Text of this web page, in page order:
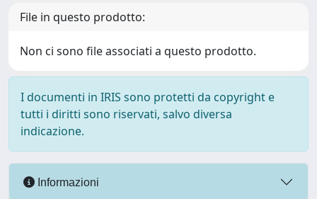
File in questo prodotto:
Non ci sono file associati a questo prodotto.
I documenti in IRIS sono protetti da copyright e
tutti i diritti sono riservati, salvo diversa
indicazione.
Informazioni